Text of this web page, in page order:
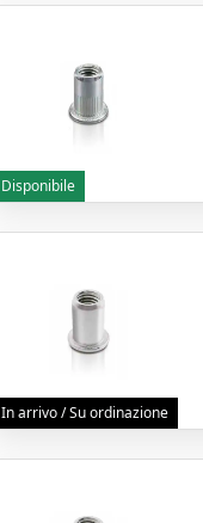
Disponibile
In arrivo / Su ordinazione